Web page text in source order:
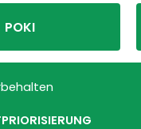
POKI